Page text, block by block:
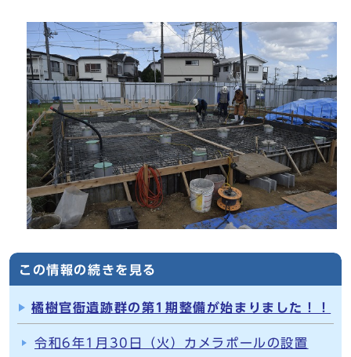
この情報の続きを見る
橘樹官衙遺跡群の第1期整備が始まりました！！
令和6年1月30日（火）カメラポールの設置